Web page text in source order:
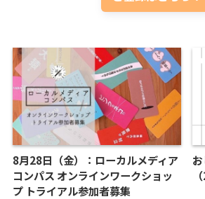
8月28日（金）：ローカルメディア
コンパス オンラインワークショッ
プ トライアル参加者募集